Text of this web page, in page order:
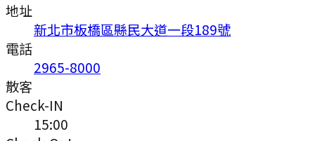
地址
新北市板橋區縣民大道一段189號
電話
2965-8000
散客
Check-IN
15:00